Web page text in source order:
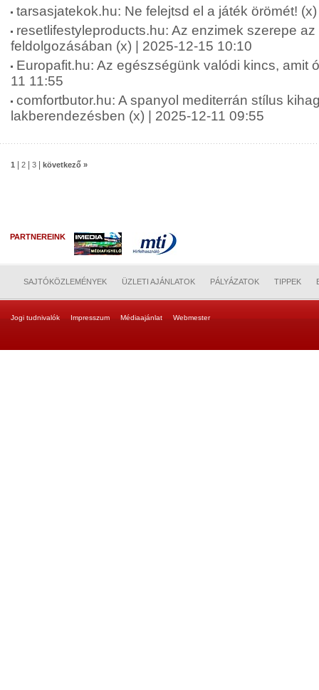
tarsasjatekok.hu: Ne felejtsd el a játék örömét!
resetlifestyleproducts.hu: Az enzimek szerepe
feldolgozásában (x) | 2025-12-15 10:10
Europafit.hu: Az egészségünk valódi kincs, amit
11 11:55
comfortbutor.hu: A spanyol mediterrán stílus
lakberendezésben (x) | 2025-12-11 09:55
1 2 3 következő »
PARTNEREINK
SAJTÓKÖZLEMÉNYEK ÜZLETI AJÁNLATOK PÁLYÁZATOK TIPPEK
Jogi tudnivalók Impresszum Médiaajánlat Webmester